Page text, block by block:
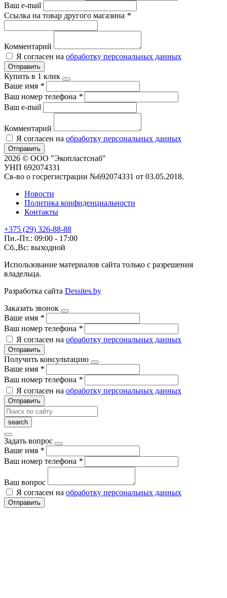
Ваш e-mail
Ссылка на товар другого магазина *
Комментарий
Я согласен на обработку персональных данных
Отправить
Купить в 1 клик
Ваше имя *
Ваш номер телефона *
Ваш e-mail
Комментарий
Я согласен на обработку персональных данных
Отправить
2026 © ООО "Экопластснаб"
УНП 692074331
Св-во о госрегистрации №692074331 от 03.05.2018.
Новости
Политика конфиденциальности
Контакты
+375 (29) 326-88-88
Пн.-Пт.: 09:00 - 17:00
Сб.,Вс: выходной
Использование материалов сайта только с разрешения
владельца.
Разработка сайта Dessites.by
Заказать звонок
Ваше имя *
Ваш номер телефона *
Я согласен на обработку персональных данных
Отправить
Получить консультацию
Ваше имя *
Ваш номер телефона *
Я согласен на обработку персональных данных
Отправить
Задать вопрос
Ваше имя *
Ваш номер телефона *
Ваш вопрос
Я согласен на обработку персональных данных
Отправить